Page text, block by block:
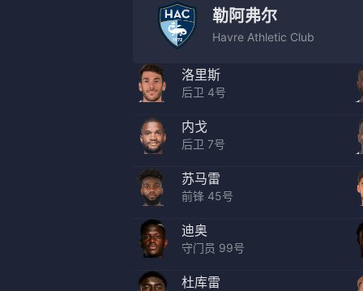
勒阿弗尔
Havre Athletic Club
洛里斯
后卫 4号
内戈
后卫 7号
苏马雷
前锋 45号
迪奥
守门员 99号
杜库雷